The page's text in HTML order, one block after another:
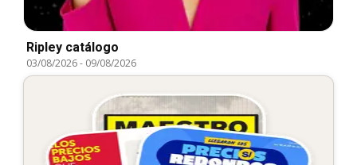
Ripley catálogo
03/08/2026- 09/08/2026